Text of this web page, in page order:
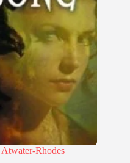
Atwater-Rhodes